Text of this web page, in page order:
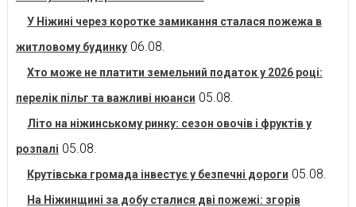
У Ніжині через коротке замикання сталася пожежа в
житловому будинку 06.08.
Хто може не платити земельний податок у 2026 році:
перелік пільг та важливі нюанси 05.08.
Літо на ніжинському ринку: сезон овочів і фруктів у
розпалі 05.08.
Крутівська громада інвестує у безпечні дороги 05.08.
На Ніжинщині за добу сталися дві пожежі: згорів